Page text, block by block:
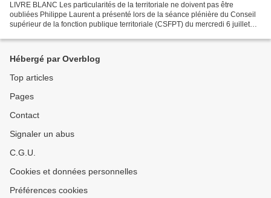
LIVRE BLANC Les particularités de la territoriale ne doivent pas être
oubliées Philippe Laurent a présenté lors de la séance plénière du Conseil
supérieur de la fonction publique territoriale (CSFPT) du mercredi 6 juillet
Hébergé par Overblog
Top articles
Pages
Contact
Signaler un abus
C.G.U.
Cookies et données personnelles
Préférences cookies